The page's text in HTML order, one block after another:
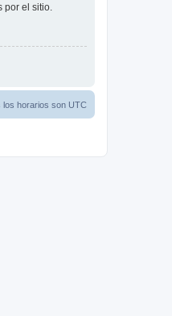
el sitio.
los horarios son UTC